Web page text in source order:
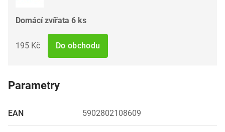
Domácí zvířata 6 ks
195 Kč Do obchodu
Parametry
EAN 5902802108609